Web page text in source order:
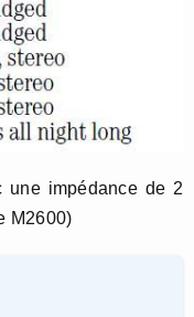
une impédance de 2
M2600)